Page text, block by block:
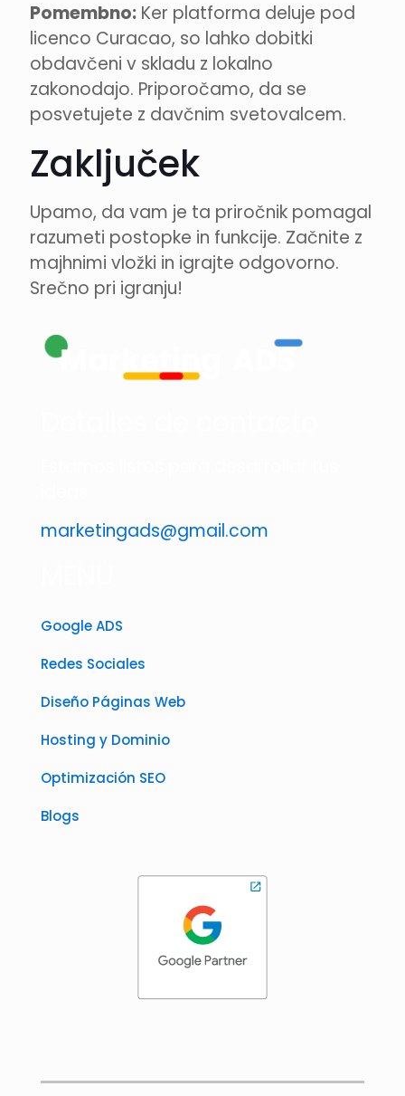
Pomembno: Ker platforma deluje pod
licenco Curacao, so lahko dobitki
obdavčeni v skladu z lokalno
zakonodajo. Priporočamo, da se
posvetujete z davčnim svetovalcem.
Zaključek
Upamo, da vam je ta priročnik pomagal
razumeti postopke in funkcije. Začnite z
majhnimi vložki in igrajte odgovorno.
Srečno pri igranju!
marketingads@gmail.com
Google ADS
Redes Sociales
Diseño Páginas Web
Hosting y Dominio
Optimización SEO
Blogs